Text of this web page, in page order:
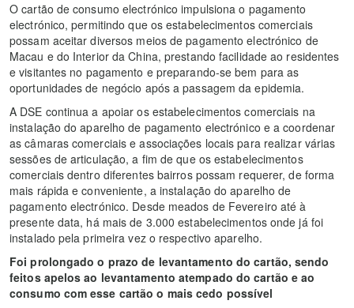
O cartão de consumo electrónico impulsiona o pagamento
electrónico, permitindo que os estabelecimentos comerciais
possam aceitar diversos meios de pagamento electrónico de
Macau e do Interior da China, prestando facilidade ao residentes
e visitantes no pagamento e preparando-se bem para as
oportunidades de negócio após a passagem da epidemia.
A DSE continua a apoiar os estabelecimentos comerciais na
instalação do aparelho de pagamento electrónico e a coordenar
as câmaras comerciais e associações locais para realizar várias
sessões de articulação, a fim de que os estabelecimentos
comerciais dentro diferentes bairros possam requerer, de forma
mais rápida e conveniente, a instalação do aparelho de
pagamento electrónico. Desde meados de Fevereiro até à
presente data, há mais de 3.000 estabelecimentos onde já foi
instalado pela primeira vez o respectivo aparelho.
Foi prolongado o prazo de levantamento do cartão, sendo
feitos apelos ao levantamento atempado do cartão e ao
consumo com esse cartão o mais cedo possível